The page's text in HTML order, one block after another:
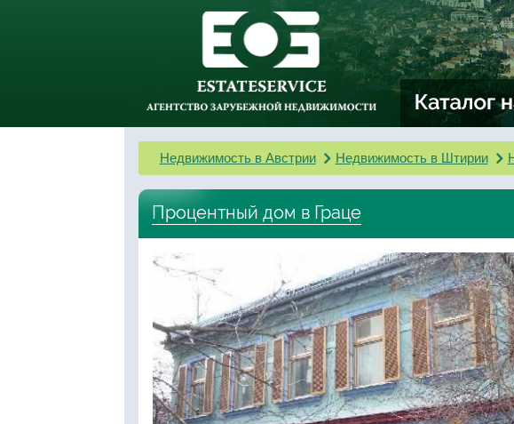
Недвижимость в Австрии Недвижимость в Штирии
Процентный дом в Граце